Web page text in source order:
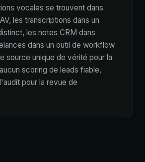
vocales se trouvent dans
les transcriptions dans un
les notes CRM dans
dans un outil de workflow
source unique de vérité pour la
scoring de leads fiable,
pour la revue de